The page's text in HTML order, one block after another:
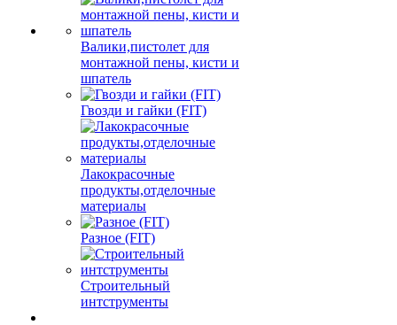
Валики,пистолет для
монтажной пены, кисти и
шпатель
Гвозди и гайки (FIT)
Лакокрасочные
продукты,отделочные
материалы
Разное (FIT)
Строительный
интструменты